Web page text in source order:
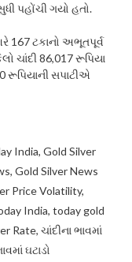
પહોંચી ગયો હતો.
167 ટકાનો અભૂતપૂર્વ
ચાંદી 86,017 રૂપિયા
રૂપિયાની સપાટીએ
India,Gold Silver
, Gold Silver News
Price Volatility,
India, today gold
Rate, ચાંદીના ભાવમાં
ઘટાડો